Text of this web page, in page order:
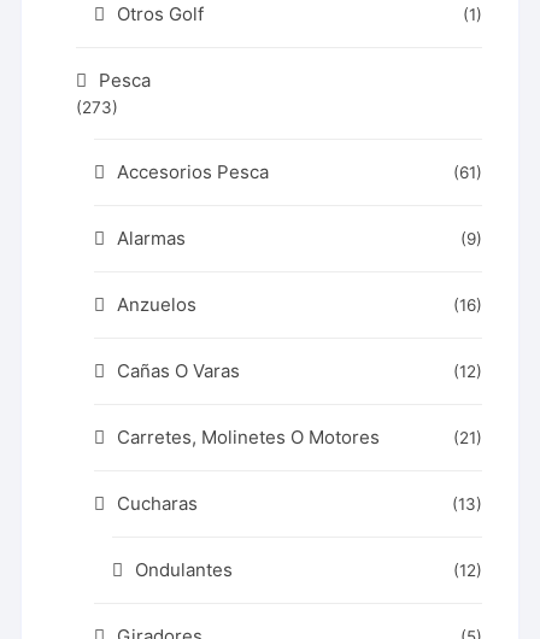
Otros Golf (1)
Pesca
(273)
Accesorios Pesca (61)
Alarmas (9)
Anzuelos (16)
Cañas O Varas (12)
Carretes, Molinetes O Motores (21)
Cucharas (13)
Ondulantes (12)